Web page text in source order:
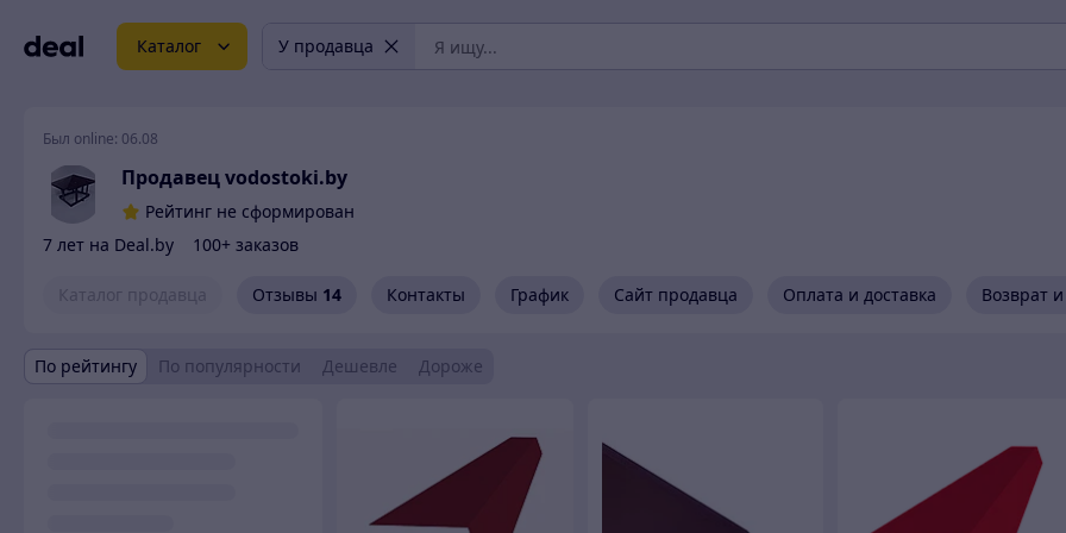
Каталог У продавца
Был online: 06.08
Продавец vodostoki.by
Рейтинг не сформирован
7 лет на Deal.by
100+ заказов
Каталог продавца Отзывы 14 Контакты График Сайт продавца Оплата и доставка Возврат
По рейтингу По популярности Дешевле Дороже